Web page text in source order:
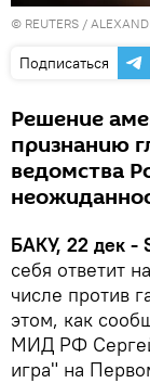
© REUTERS /
Подписаться
Решение
признанию
ведомства
БАКУ, 22 дек -
себя ответит
числе против
этом, как
МИД РФ
игра" на